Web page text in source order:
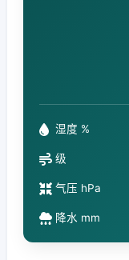
湿度 %
级
气压 hPa
降水 mm